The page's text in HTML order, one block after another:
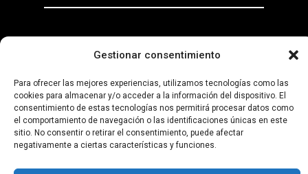
Gestionar consentimiento
Para ofrecer las mejores experiencias, utilizamos tecnologías como las
cookies para almacenar y/o acceder a la información del dispositivo. El
consentimiento de estas tecnologías nos permitirá procesar datos como
el comportamiento de navegación o las identificaciones únicas en este
sitio. No consentir o retirar el consentimiento, puede afectar
negativamente a ciertas características y funciones.
Aviso
Legal
Declaración
Accesibilidad
Política
de
Cookies
Política de
Privacidad